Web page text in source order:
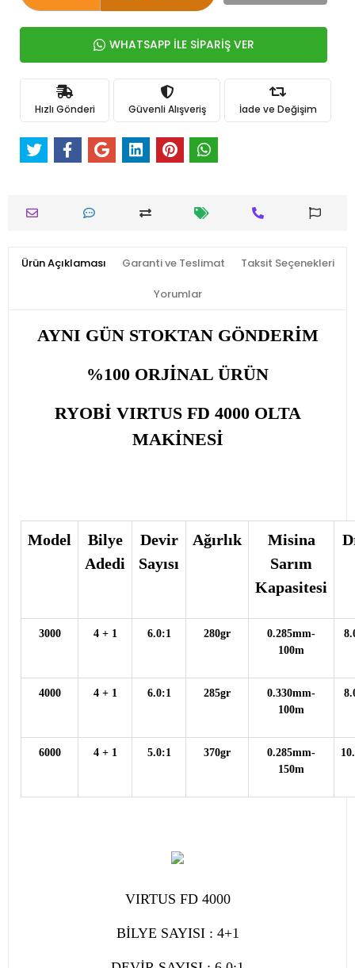
WHATSAPP İLE SİPARİŞ VER
Hızlı Gönderi Güvenli Alışveriş İade ve Değişim
Ürün Açıklaması Garanti ve Teslimat Taksit Seçenekleri
Yorumlar
AYNI GÜN STOKTAN GÖNDERİM
%100 ORJİNAL ÜRÜN
RYOBİ VIRTUS FD 4000 OLTA
MAKİNESİ
Model
Bilye
Adedi
Devir
Sayısı
Ağırlık
Misina
Sarım
Kapasitesi
3000 4 + 1 6.0:1 280gr
0.285mm-
100m
4000 4 + 1 6.0:1 285gr
0.330mm-
100m
6000 4 + 1 5.0:1 370gr
0.285mm-
150m
VIRTUS FD 4000
BİLYE SAYISI : 4+1